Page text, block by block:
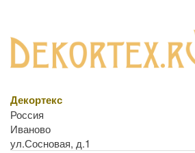
Декортекс
Россия
Иваново
ул.Сосновая, д.1